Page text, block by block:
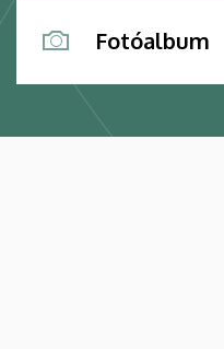
Fotóalbum